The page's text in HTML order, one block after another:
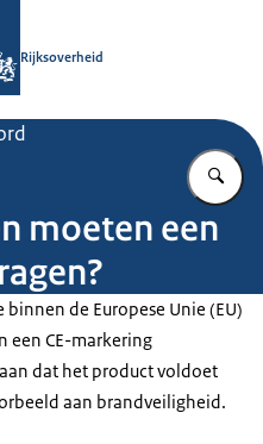
Rijksoverheid
moeten een
de Europese Unie (EU)
een CE-markering
dat het product voldoet
aan brandveiligheid.